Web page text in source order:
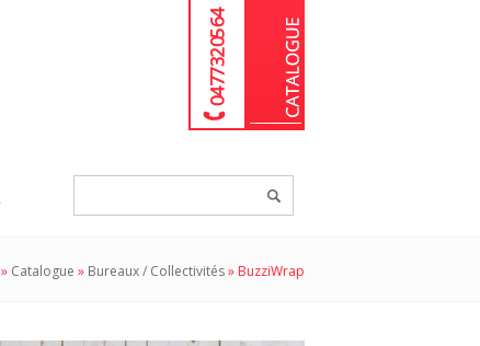
04 77 32 05 64
» Catalogue » Bureaux / Collectivités» BuzziWrap